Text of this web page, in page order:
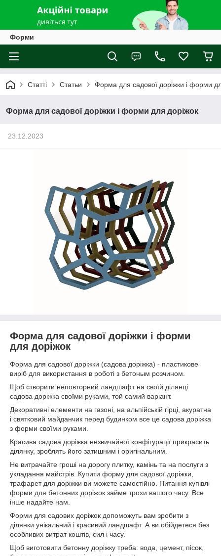
Форми
Статті Статьи Форма для садової доріжки і форми
Форма для садової доріжки і форми для доріжок
23.12.2023
Форма для садової доріжки і форми
для доріжок
Форма для садової доріжки (садова доріжка) - пластикове
виріб для використання в роботі з бетоным розчином.
Щоб створити неповторний ландшафт на своїй ділянці
садова доріжка своїми руками, той самий варіант.
Декоративні елементи на газоні, на альпійській гірці, акуратна
і святковий майданчик перед будинком все це садова доріжка
з форми своїми руками.
Красива садова доріжка незвичайної конфігурації прикрасить
ділянку, зроблять його затишним і оригінальним.
Не витрачайте гроші на дорогу плитку, камінь та на послуги з
укладання майстрів. Купити форму для садової доріжки,
трафарет для доріжки ви можете самостійно. Питання купівлі
форми для бетонних доріжок займе трохи вашого часу. Все
інше надайте нам.
Форми для садових доріжок допоможуть вам зробити з
ділянки унікальний і красивий ландшафт. А ви обійдетеся без
особливих витрат коштів, сил і часу.
Щоб виготовити бетонну доріжку треба: вода, цемент, пісок,